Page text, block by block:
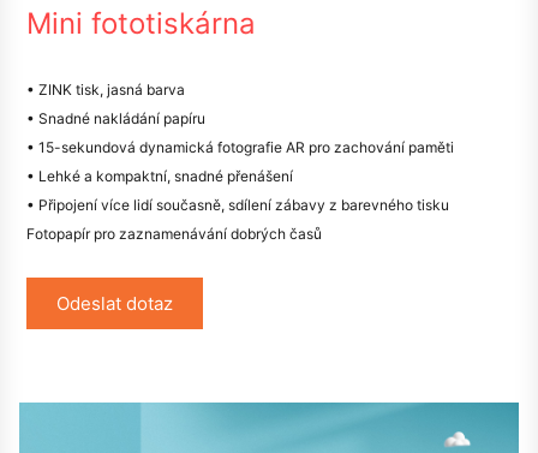
Mini fototiskárna
• ZINK tisk, jasná barva
• Snadné nakládání papíru
• 15-sekundová dynamická fotografie AR pro zachování paměti
• Lehké a kompaktní, snadné přenášení
• Připojení více lidí současně, sdílení zábavy z barevného tisku
Fotopapír pro zaznamenávání dobrých časů
Odeslat dotaz